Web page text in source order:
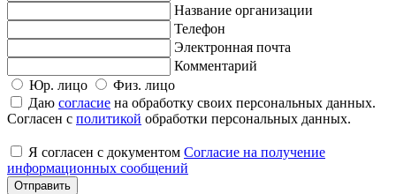
Название организации
Телефон
Электронная почта
Комментарий
Юр. лицо
Физ. лицо
Даю cогласие на обработку своих персональных данных.
Согласен с политикой обработки персональных данных.
Я согласен с документом Согласие на получение
информационных сообщений
Отправить